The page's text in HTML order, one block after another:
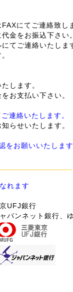
にてご連絡致し
をお振込下さい。
ご連絡いたしま
します。
支払い下さい。
連絡いたします。
らせいたします。
をお願いいたします
れます
UFJ銀行
パンネット銀行、